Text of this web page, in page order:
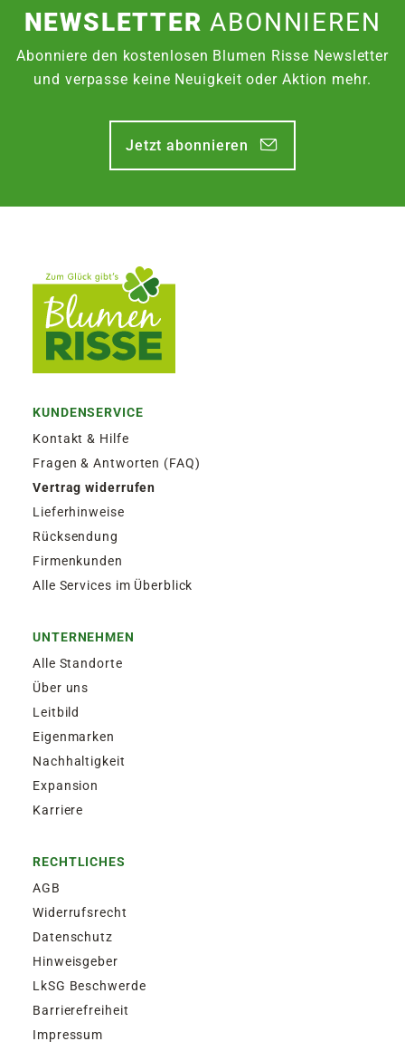
NEWSLETTERABONNIEREN
Abonniere den kostenlosen Blumen Risse Newsletter
und verpasse keine Neuigkeit oder Aktion mehr.
Jetzt abonnieren
KUNDENSERVICE
Kontakt & Hilfe
Fragen & Antworten (FAQ)
Vertrag widerrufen
Lieferhinweise
Rücksendung
Firmenkunden
Alle Services im Überblick
UNTERNEHMEN
Alle Standorte
Über uns
Leitbild
Eigenmarken
Nachhaltigkeit
Expansion
Karriere
RECHTLICHES
AGB
Widerrufsrecht
Datenschutz
Hinweisgeber
LkSG Beschwerde
Barrierefreiheit
Impressum